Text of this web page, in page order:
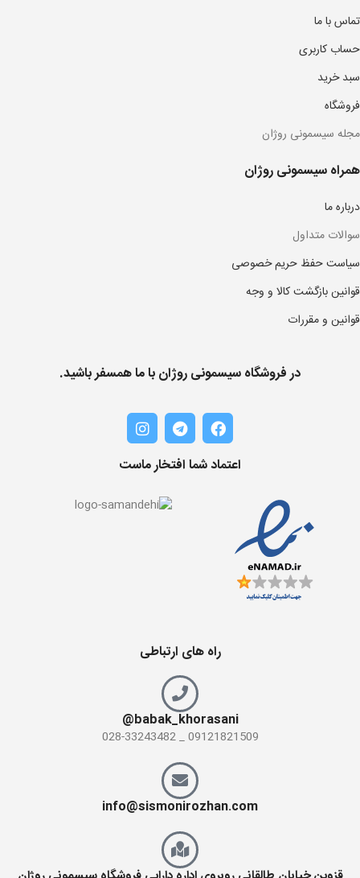
تماس با ما
حساب کاربری
سبد خرید
فروشگاه
مجله سیسمونی روژان
همراه سیسمونی روژان
درباره ما
سوالات متداول
سیاست حفظ حریم خصوصی
قوانین بازگشت کالا و وجه
قوانین و مقررات
در فروشگاه سیسمونی روژان با ما همسفر باشید.
اعتماد شما افتخار ماست
راه های ارتباطی
babak_khorasani@
09121821509 _ 028-33243482
info@sismonirozhan.com